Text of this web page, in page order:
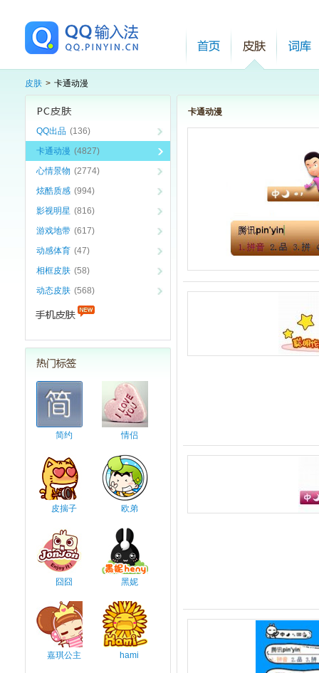
皮肤 > 卡通动漫
QQ出品 (136)
卡通动漫 (4827)
心情景物 (2774)
炫酷质感 (994)
影视明星 (816)
游戏地带 (617)
动感体育 (47)
相框皮肤 (58)
动态皮肤 (568)
简约 情侣
皮揣子 欧弟
囧囧 黑妮
嘉琪公主 hami
卡通动漫